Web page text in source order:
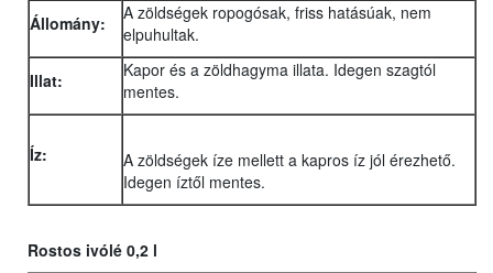
Állomány:
A zöldségek ropogósak, friss hatásúak, nem
elpuhultak.
Illat:
Kapor és a zöldhagyma illata. Idegen szagtól
mentes.
Íz:
A zöldségek íze mellett a kapros íz jól érezhető.
Idegen íztől mentes.
Rostos ivólé 0,2 l